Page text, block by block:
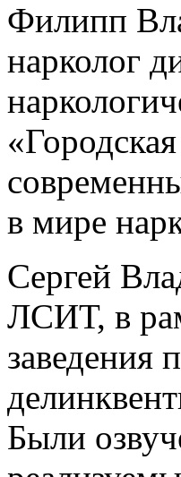
Филипп
нарколог
в мире
Сергей
ЛСИТ, в
заведения
Были